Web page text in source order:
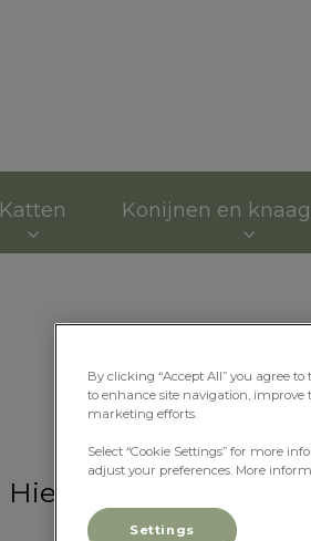
Katten Konijnen en
Hier vindt u
By clicking “Accept All” you agree
to enhance site navigation, improve
marketing efforts.
Select “Cookie Settings” for more
adjust your preferences. More
Settings